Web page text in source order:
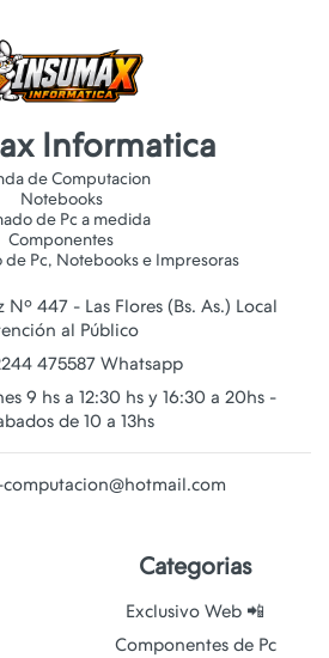
Informatica
de Computacion
Notebooks
de Pc a medida
Componentes
Nº 447 - Las Flores (Bs. As.) Local
al Público
475587 Whatsapp
9 hs a 12:30 hs y 16:30 a 20hs -
de 10 a 13hs
Categorias
Exclusivo Web 📲
Componentes de Pc